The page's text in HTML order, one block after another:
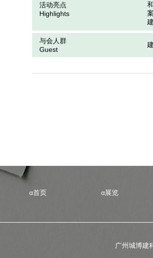
活动亮点
Highlights
与会人群
Guest
α首页 α展览
广州城博建